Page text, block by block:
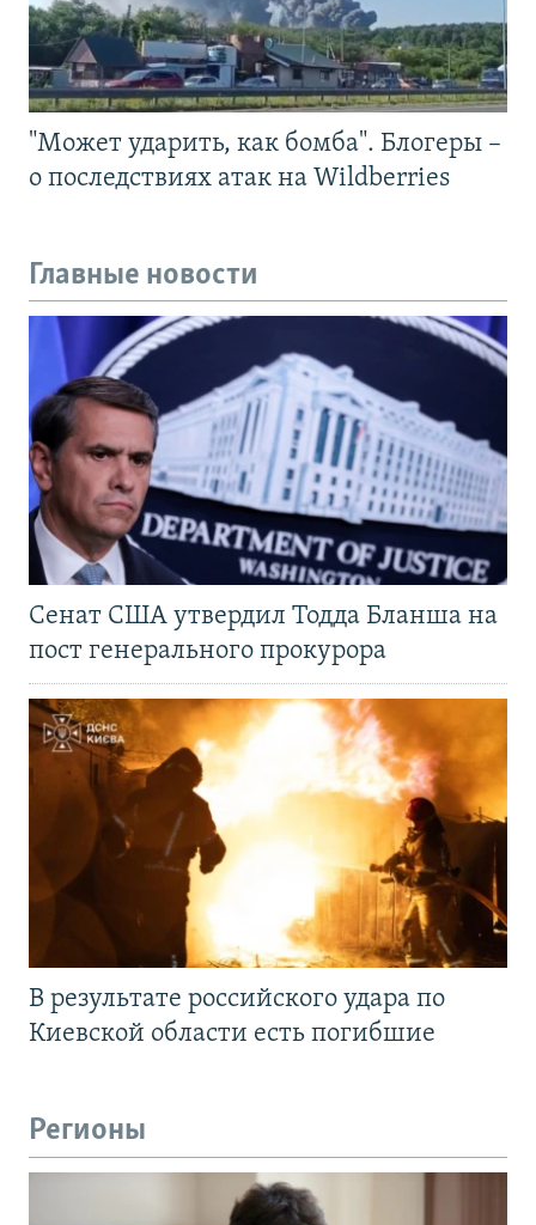
"Может ударить, как бомба". Блогеры –
о последствиях атак на Wildberries
Главные новости
Сенат США утвердил Тодда Бланша на
пост генерального прокурора
В результате российского удара по
Киевской области есть погибшие
Регионы